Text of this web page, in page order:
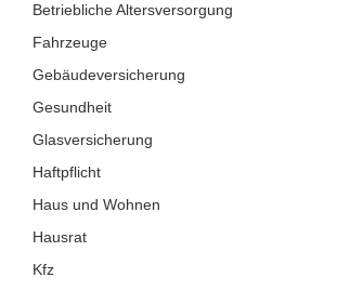
Betriebliche Altersversorgung
Fahrzeuge
Gebäudeversicherung
Gesundheit
Glasversicherung
Haftpflicht
Haus und Wohnen
Hausrat
Kfz